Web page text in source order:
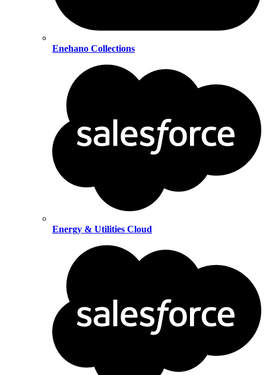
Enehano Collections
Energy & Utilities Cloud